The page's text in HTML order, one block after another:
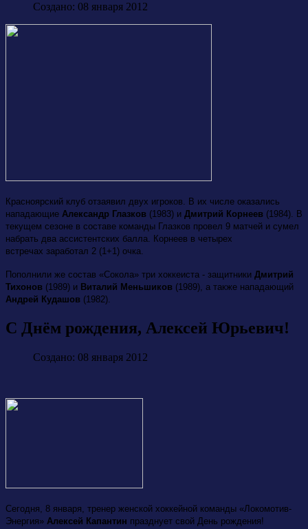
Создано: 08 января 2012
Красноярский клуб отзаявил двух игроков. В их числе оказались
нападающие Александр Глазков (1983) и Дмитрий Корнеев (1984). В
текущем сезоне в составе команды Глазков провел 9 матчей и сумел
набрать два ассистентских балла. Корнеев в четырех
встречах заработал 2 (1+1) очка.
Пополнили же состав «Сокола» три хоккеиста - защитники Дмитрий
Тихонов (1989) и Виталий Меньшиков (1989), а также нападающий
Андрей Кудашов (1982).
С Днём рождения, Алексей Юрьевич!
Создано: 08 января 2012
Сегодня, 8 января, тренер женской хоккейной команды «Локомотив-
Энергия» Алексей Капантин празднует свой День рождения!